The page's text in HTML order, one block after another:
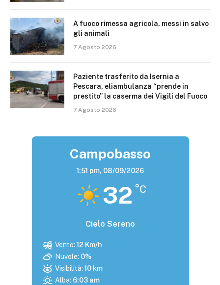
A fuoco rimessa agricola, messi in salvo
gli animali
7 Agosto 2026
Paziente trasferito da Isernia a
Pescara, eliambulanza “prende in
prestito” la caserma dei Vigili del Fuoco
7 Agosto 2026
Campobasso
1:51 pm, 08/09/2026
32 °C
Cielo Sereno
Vento: 12 Km/h
Nuvole: 0%
Visibilità: 10 km
Alba: 6:03 am